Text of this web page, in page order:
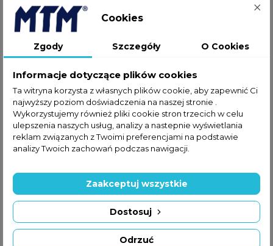
Jeżeli nie znalazłeś interesującej
Cię części w ofercie online,
zapraszamy do kontaktu
telefonicznego lub za
pośrednictwem formularza
kontaktowego.
+48 22 228 72 89
+48 570 507 070
Cookies
Zgody Szczegóły O Cookies
Informacje dotyczące plików cookies
Ta witryna korzysta z własnych plików cookie, aby zapewnić Ci
najwyższy poziom doświadczenia na naszej stronie .
Wykorzystujemy również pliki cookie stron trzecich w celu
ulepszenia naszych usług, analizy a nastepnie wyświetlania
reklam związanych z Twoimi preferencjami na podstawie
analizy Twoich zachowań podczas nawigacji.
Odrzuć
Dostosuj
Zaakceptuj wszystkie